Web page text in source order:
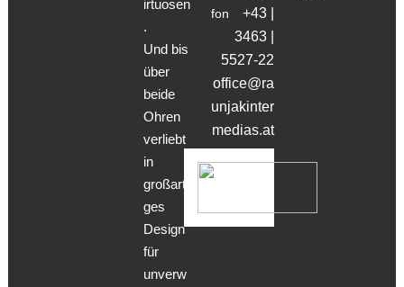
irtuosen
.
Und bis
über
beide
Ohren
verliebt
in
großarti
ges
Design
für
unverw
fon
+43 |
3463 |
5527-22
office@ra
unjakinter
medias.at